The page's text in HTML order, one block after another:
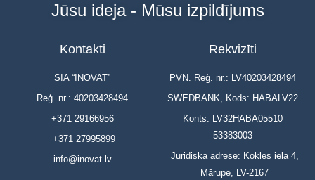
Jūsu ideja - Mūsu izpildījums
Kontakti
SIA “INOVAT”
Reģ. nr.: 40203428494
+371 29166956
+371 27995899
info@inovat.lv
Rekvizīti
PVN. Reģ. nr.: LV40203428494
SWEDBANK, Kods: HABALV22
Konts: LV32HABA05510
53383003
Juridiskā adrese: Kokles iela 4,
Mārupe, LV-2167